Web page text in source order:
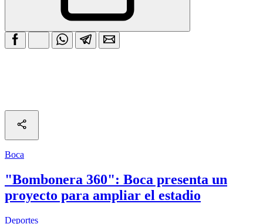
Boca
"Bombonera 360": Boca presenta un
proyecto para ampliar el estadio
Deportes